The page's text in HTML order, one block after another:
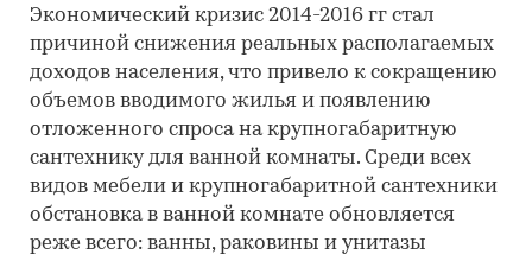
Экономический кризис 2014-2016 гг стал
причиной снижения реальных располагаемых
доходов населения, что привело к сокращению
объемов вводимого жилья и появлению
отложенного спроса на крупногабаритную
сантехнику для ванной комнаты. Среди всех
видов мебели и крупногабаритной сантехники
обстановка в ванной комнате обновляется
реже всего: ванны, раковины и унитазы